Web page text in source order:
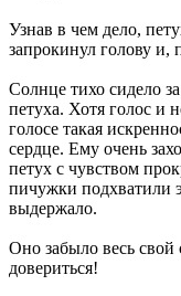
Узнав в чем дело,
запрокинул голову и,
Солнце тихо сидело
петуха. Хотя голос и
голосе такая
сердце. Ему очень
петух с чувством
пичужки подхватили
выдержало.
Оно забыло весь
довериться!